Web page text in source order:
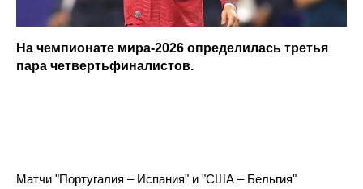
На чемпионате мира-2026 определилась третья
пара четвертьфиналистов.
Матчи "Португалия – Испания" и "США – Бельгия"